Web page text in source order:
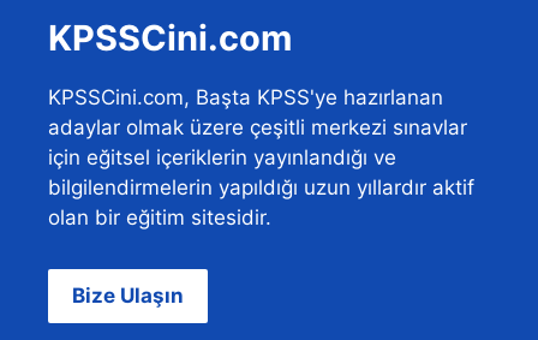
KPSSCini.com
KPSSCini.com, Başta KPSS'ye hazırlanan
adaylar olmak üzere çeşitli merkezi sınavlar
için eğitsel içeriklerin yayınlandığı ve
bilgilendirmelerin yapıldığı uzun yıllardır aktif
olan bir eğitim sitesidir.
Bize Ulaşın